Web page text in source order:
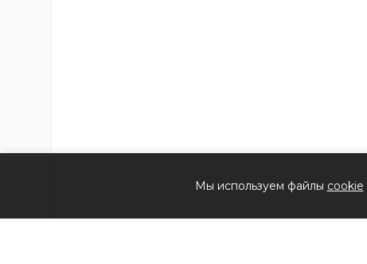
Мы используем файлы cookie